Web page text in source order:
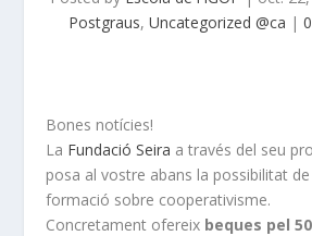
Postgraus, Uncategorized @ca | 0
Bones notícies!
La Fundació Seira a través del seu
posa al vostre abans la possibilitat
formació sobre cooperativisme.
Concretament ofereix beques pel